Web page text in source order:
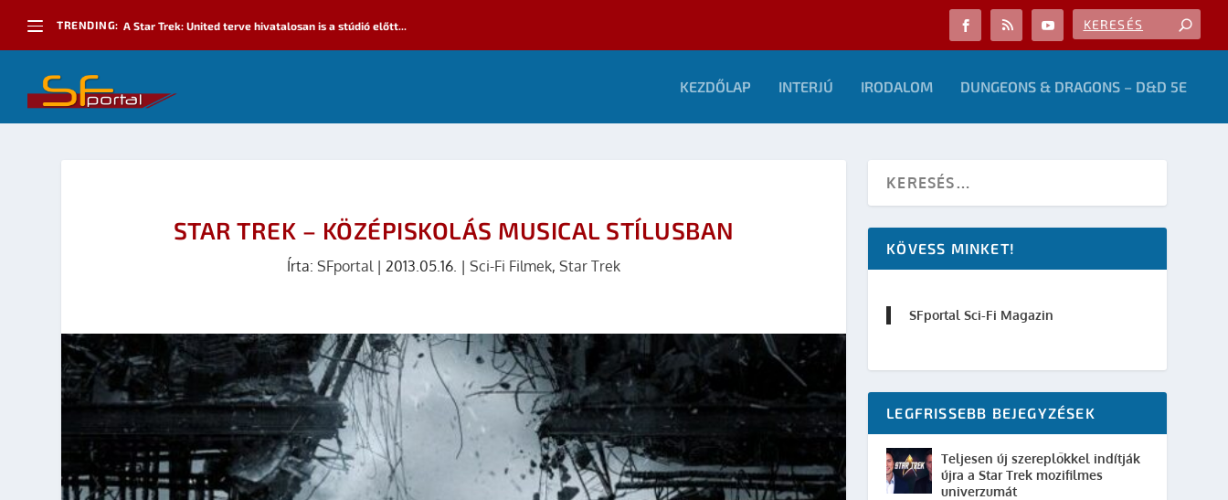
TRENDING: A Star Trek: United terve hivatalosan is a stúdió előtt...
KEZDŐLAP INTERJÚ IRODALOM DUNGEONS & DRAGONS – D&D 5E
STAR TREK – KÖZÉPISKOLÁS MUSICAL STÍLUSBAN
Írta:SFportal|2013.05.16. |Sci-Fi Filmek,Star Trek
KÖVESS MINKET!
SFportal Sci-Fi Magazin
LEGFRISSEBB BEJEGYZÉSEK
Teljesen új szereplőkkel indítják
újra a Star Trek mozifilmes
univerzumát